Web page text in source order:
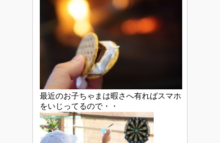
最近のお子ちゃまは暇さへ有ればスマホ
をいじってるので・・